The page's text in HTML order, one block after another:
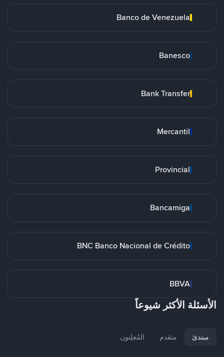
Banco de Venezuela
Banesco
Bank Transfer
Mercantil
Provincial
Bancamiga
BNC Banco Nacional de Crédito
BBVA
الأسئلة الأكثر شيوعاً
مبتدئ متقدم المُعلِنون